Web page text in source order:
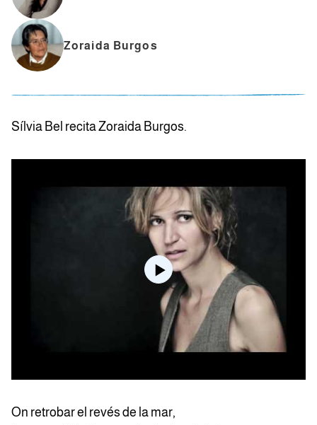
Zoraida Burgos
Sílvia Bel recita Zoraida Burgos.
On retrobar el revés de la mar,